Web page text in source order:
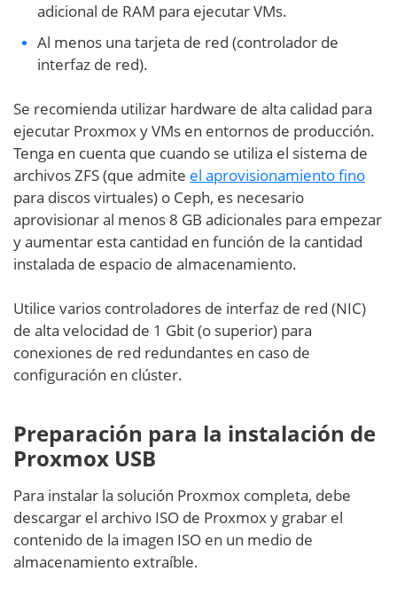
adicional de RAM para ejecutar VMs.
Al menos una tarjeta de red (controlador de
interfaz de red).
Se recomienda utilizar hardware de alta calidad para
ejecutar Proxmox y VMs en entornos de producción.
Tenga en cuenta que cuando se utiliza el sistema de
archivos ZFS (que admite el aprovisionamiento fino
para discos virtuales) o Ceph, es necesario
aprovisionar al menos 8 GB adicionales para empezar
y aumentar esta cantidad en función de la cantidad
instalada de espacio de almacenamiento.
Utilice varios controladores de interfaz de red (NIC)
de alta velocidad de 1 Gbit (o superior) para
conexiones de red redundantes en caso de
configuración en clúster.
Preparación para la instalación de
Proxmox USB
Para instalar la solución Proxmox completa, debe
descargar el archivo ISO de Proxmox y grabar el
contenido de la imagen ISO en un medio de
almacenamiento extraíble.